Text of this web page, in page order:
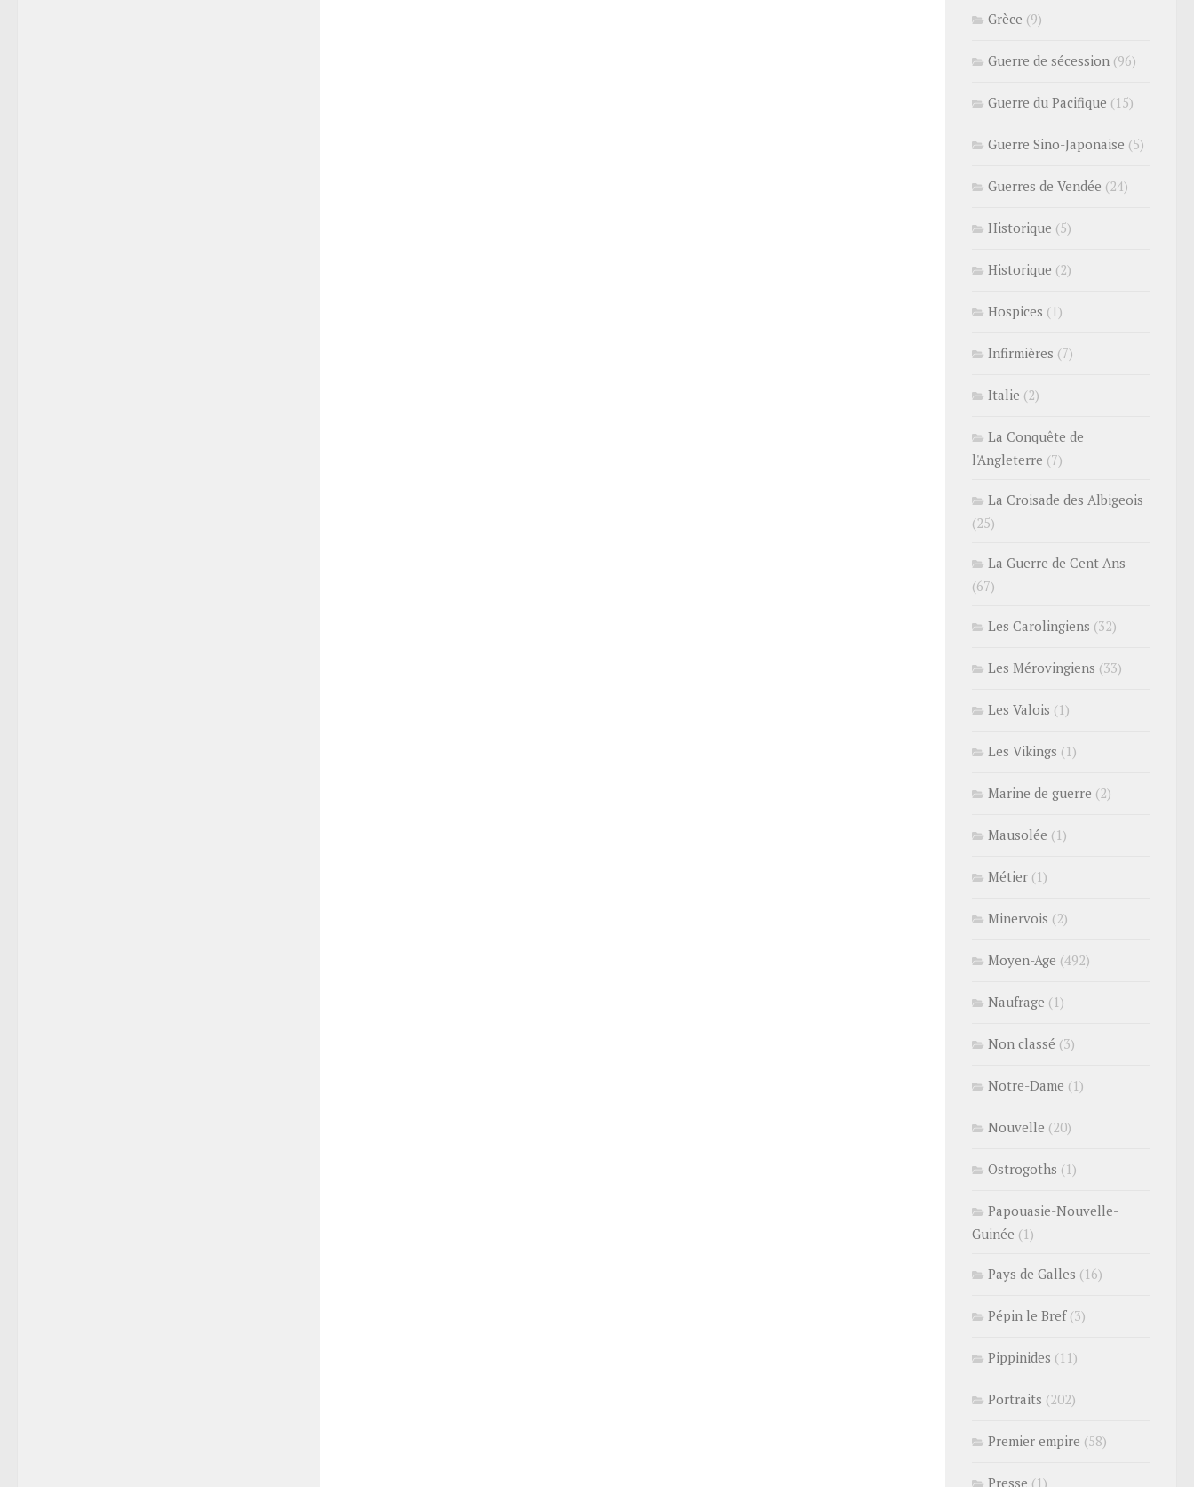
Grèce (9)
Guerre de sécession (96)
Guerre du Pacifique (15)
Guerre Sino-Japonaise (5)
Guerres de Vendée (24)
Historique (5)
Historique (2)
Hospices (1)
Infirmières (7)
Italie (2)
La Conquête de
l'Angleterre (7)
La Croisade des Albigeois
(25)
La Guerre de Cent Ans
(67)
Les Carolingiens (32)
Les Mérovingiens (33)
Les Valois (1)
Les Vikings (1)
Marine de guerre (2)
Mausolée (1)
Métier (1)
Minervois (2)
Moyen-Age (492)
Naufrage (1)
Non classé (3)
Notre-Dame (1)
Nouvelle (20)
Ostrogoths (1)
Papouasie-Nouvelle-
Guinée (1)
Pays de Galles (16)
Pépin le Bref(3)
Pippinides (11)
Portraits (202)
Premier empire (58)
Presse (1)